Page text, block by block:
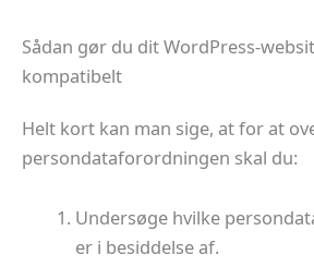
Sådan gør du dit WordPress-
kompatibelt
Helt kort kan man sige, at for at
persondataforordningen skal du:
Undersøge hvilke
er i besiddelse af.